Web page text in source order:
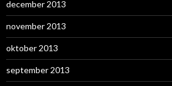
december 2013
november 2013
oktober 2013
september 2013